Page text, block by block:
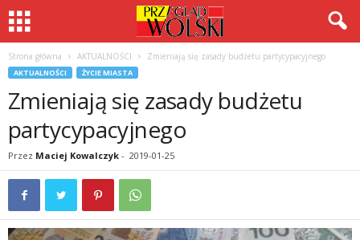
Strona główna AKTUALNOŚCI Zmieniają się zasady budżetu partycypacyjnego
AKTUALNOŚCI ŻYCIE MIASTA
Zmieniają się zasady budżetu
partycypacyjnego
Przez Maciej Kowalczyk - 2019-01-25